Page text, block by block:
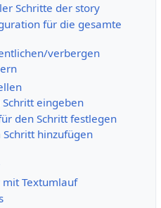
Schritte der story
für die gesamte
verbergen
eingeben
den Schritt festlegen
hinzufügen
mit Textumlauf